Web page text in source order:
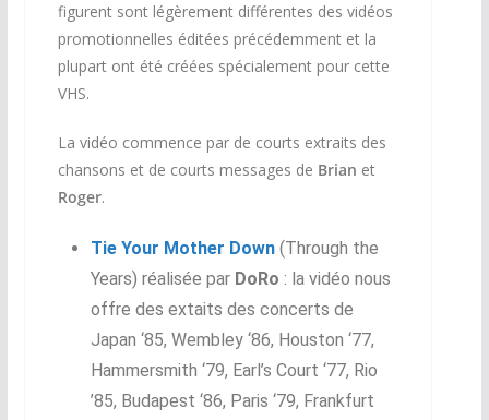
figurent sont légèrement différentes des vidéos
promotionnelles éditées précédemment et la
plupart ont été créées spécialement pour cette
VHS.
La vidéo commence par de courts extraits des
chansons et de courts messages de Brian et
Roger.
Tie Your Mother Down(Through the
Years) réalisée par DoRo : la vidéo nous
offre des extaits des concerts de
Japan ‘85, Wembley ‘86, Houston ‘77,
Hammersmith ‘79, Earl’s Court ‘77, Rio
’85, Budapest ‘86, Paris ‘79, Frankfurt